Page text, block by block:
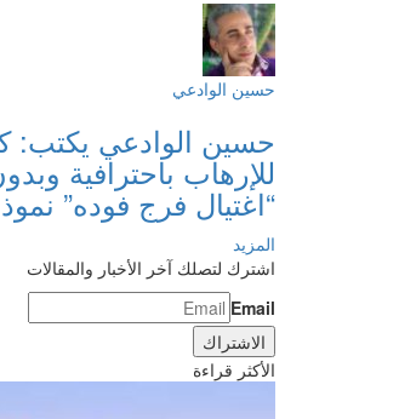
حسين الوادعي
حسين الوادعي يكتب:
للإرهاب باحترافية
“اغتيال فرج فوده”
المزيد
اشترك لتصلك آخر الأخبار والمقالات
Email
الأكثر قراءة